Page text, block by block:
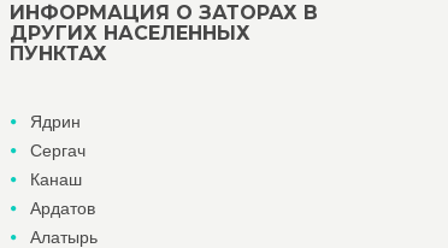
ИНФОРМАЦИЯ О ЗАТОРАХ В
ДРУГИХ НАСЕЛЕННЫХ
ПУНКТАХ
Ядрин
Сергач
Канаш
Ардатов
Алатырь